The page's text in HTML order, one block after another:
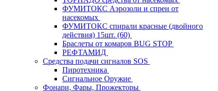
ФУМИТОКС Аэрозоли и спреи от
насекомых
ФУМИТОКС спирали красные (двойного
действия) 15шт. (60)
Браслеты от комаров BUG STOP
РЕФТАМИД
Средства подачи сигналов SOS
Пиротехника
Сигнальное Оружие
Фонари, Фары, Прожекторы